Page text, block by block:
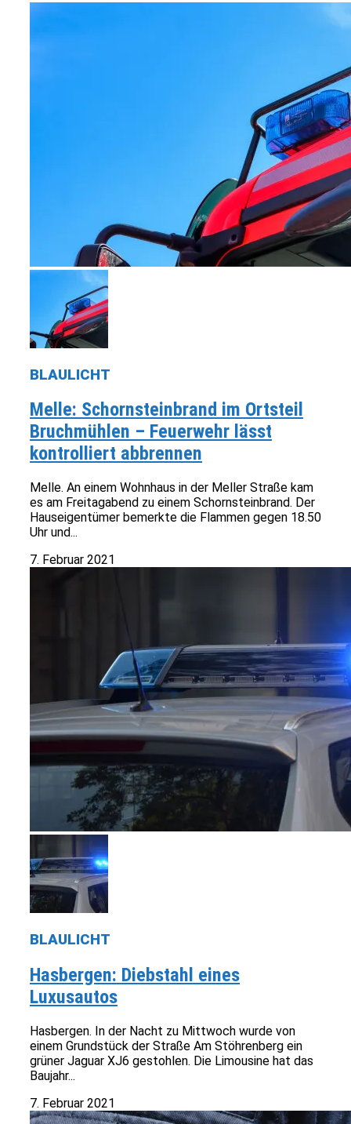
BLAULICHT
Melle: Schornsteinbrand im Ortsteil
Bruchmühlen – Feuerwehr lässt
kontrolliert abbrennen
Melle. An einem Wohnhaus in der Meller Straße kam
es am Freitagabend zu einem Schornsteinbrand. Der
Hauseigentümer bemerkte die Flammen gegen 18.50
Uhr und...
7. Februar 2021
BLAULICHT
Hasbergen: Diebstahl eines
Luxusautos
Hasbergen. In der Nacht zu Mittwoch wurde von
einem Grundstück der Straße Am Stöhrenberg ein
grüner Jaguar XJ6 gestohlen. Die Limousine hat das
Baujahr...
7. Februar 2021